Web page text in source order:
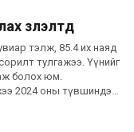
тэлж, 85.4 их наяд
сорилт тулгажээ. Үүнийг
болох юм.
2024 оны түвшиндээ